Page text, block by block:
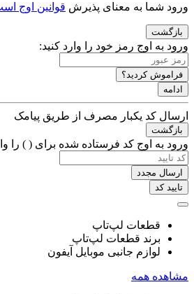
ورود شما به معنای پذیرش قوانین اوج
بازگشت
ورود به اوج رمز خود را وارد کنید:
فراموش کردید؟
ادامه
ارسال کد یکبار مصرف از طریق پیامک
بازگشت
ورود به اوج کد فرستاده شده برای ( ) را
ارسال مجدد
تایید کد
قطعات لپ‌تاپ
برند قطعات لپ‌تاپ
لوازم جانبی موبایل آیفون
مشاهده همه